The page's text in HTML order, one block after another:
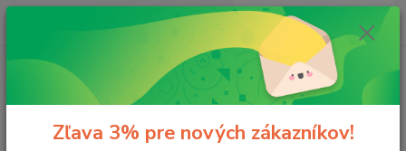
Hľadať
ks
za 0,00 EUR
Zľava 3% pre nových zákazníkov!